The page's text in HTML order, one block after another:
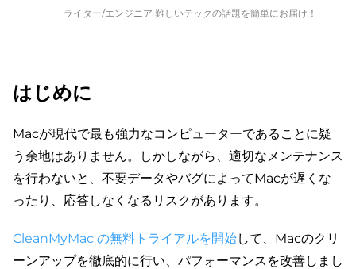
ライター/エンジニア 難しいテックの話題を簡単にお届け！
はじめに
Macが現代で最も強力なコンピューターであることに疑
う余地はありません。しかしながら、適切なメンテナンス
を行わないと、不要データやバグによってMacが遅くな
ったり、応答しなくなるリスクがあります。
CleanMyMac の無料トライアルを開始して、Macのクリ
ーンアップを徹底的に行い、パフォーマンスを改善しまし